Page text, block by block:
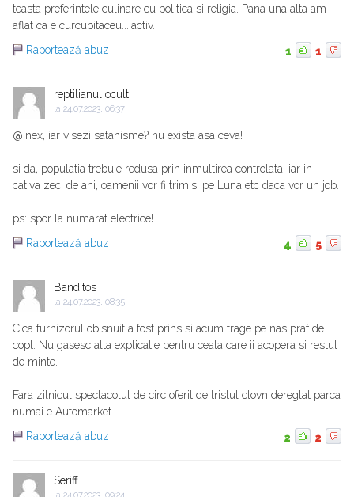
teasta preferintele culinare cu politica si religia. Pana una alta am
aflat ca e curcubitaceu....activ.
Raportează abuz
1 1
reptilianul ocult
la 24.07.2023, 06:37
@inex, iar visezi satanisme? nu exista asa ceva!
si da, populatia trebuie redusa prin inmultirea controlata. iar in
cativa zeci de ani, oamenii vor fi trimisi pe Luna etc daca vor un job.
ps: spor la numarat electrice!
Raportează abuz
4 5
Banditos
la 24.07.2023, 08:35
Cica furnizorul obisnuit a fost prins si acum trage pe nas praf de
copt. Nu gasesc alta explicatie pentru ceata care ii acopera si restul
de minte.
Fara zilnicul spectacolul de circ oferit de tristul clovn dereglat parca
numai e Automarket.
Raportează abuz
2 2
Seriff